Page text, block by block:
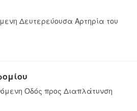
Δευτερεύουσα Αρτηρία του
Οδός προς Διαπλάτυνση